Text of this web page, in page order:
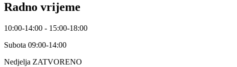
Radno vrijeme
10:00-14:00 - 15:00-18:00
Subota 09:00-14:00
Nedjelja ZATVORENO